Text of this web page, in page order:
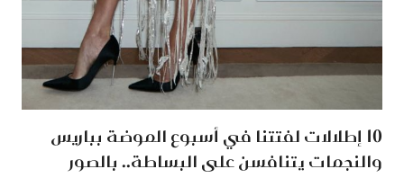
10 إطلالات لفتتنا في أسبوع الموضة بباريس
والنجمات يتنافسن على البساطة.. بالصور